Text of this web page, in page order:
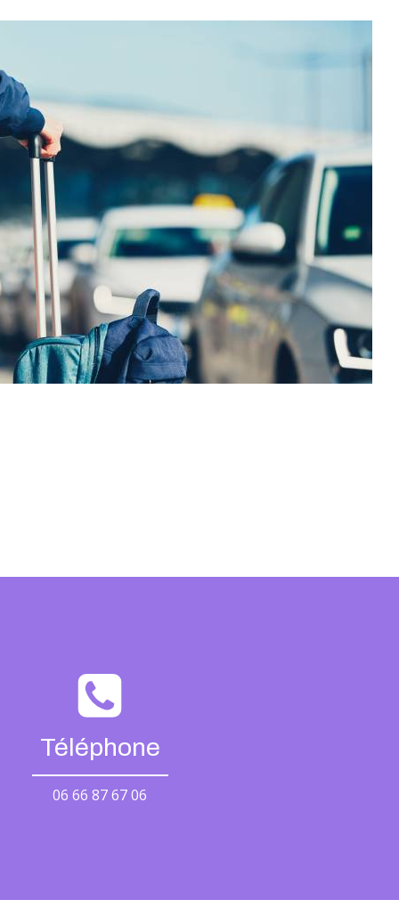
Téléphone
06 66 87 67 06